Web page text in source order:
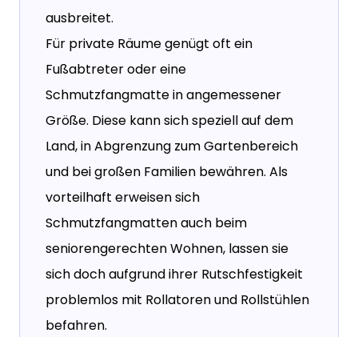
ausbreitet.
Für private Räume genügt oft ein
Fußabtreter oder eine
Schmutzfangmatte in angemessener
Größe. Diese kann sich speziell auf dem
Land, in Abgrenzung zum Gartenbereich
und bei großen Familien bewähren. Als
vorteilhaft erweisen sich
Schmutzfangmatten auch beim
seniorengerechten Wohnen, lassen sie
sich doch aufgrund ihrer Rutschfestigkeit
problemlos mit Rollatoren und Rollstühlen
befahren.